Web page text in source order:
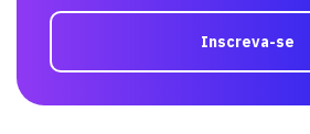
Inscreva-se